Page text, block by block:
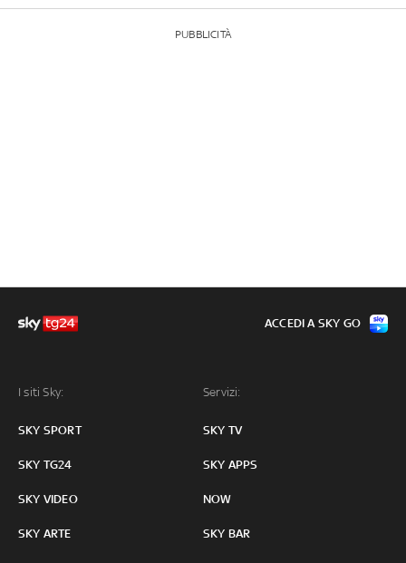
PUBBLICITÀ
I siti Sky:
SKY SPORT
SKY TG24
SKY VIDEO
SKY ARTE
Servizi:
SKY TV
SKY APPS
NOW
SKY BAR
ACCEDI A SKY GO